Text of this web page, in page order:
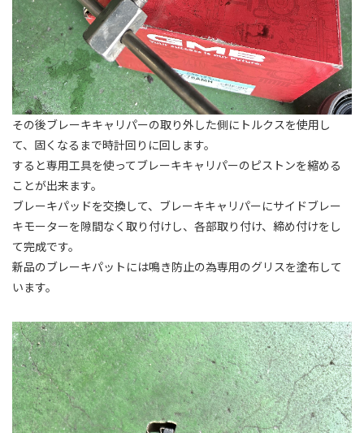
その後ブレーキキャリパーの取り外した側にトルクスを使用し
て、固くなるまで時計回りに回します。
すると専用工具を使ってブレーキキャリパーのピストンを縮める
ことが出来ます。
ブレーキパッドを交換して、ブレーキキャリパーにサイドブレー
キモーターを隙間なく取り付けし、各部取り付け、締め付けをし
て完成です。
新品のブレーキパットには鳴き防止の為専用のグリスを塗布して
います。